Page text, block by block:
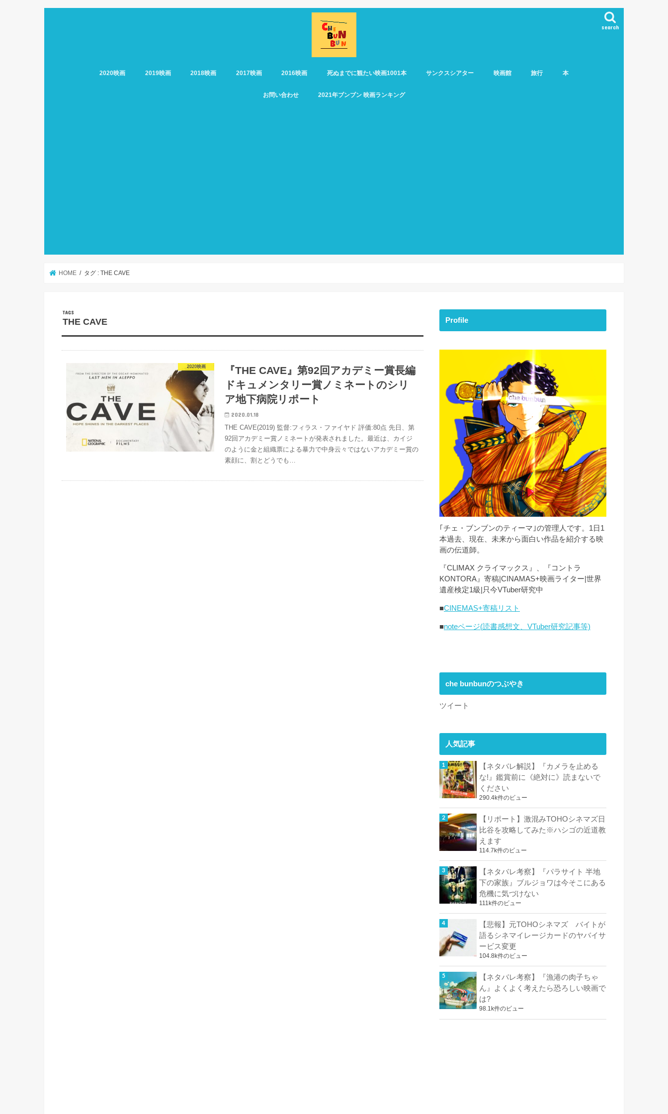
search
2020映画 2019映画 2018映画 2017映画 2016映画 死ぬまでに観たい映画1001本 サンクスシアター 映画館 旅行 本
お問い合わせ 2021年ブンブン 映画ランキング
HOME タグ : THE CAVE
THE CAVE
2020映画
『THE CAVE』第92回アカデミー賞長編
ドキュメンタリー賞ノミネートのシリ
ア地下病院リポート
2020.01.18
THE CAVE(2019) 監督:フィラス・ファイヤド 評価:80点 先日、第
92回アカデミー賞ノミネートが発表されました。最近は、カイジ
のように金と組織票による暴力で中身云々ではないアカデミー賞の
素顔に、割とどうでも…
Profile
｢チェ・ブンブンのティーマ｣の管理人です。1日1
本過去、現在、未来から面白い作品を紹介する映
画の伝道師。
『CLIMAX クライマックス』、『コントラ
KONTORA』寄稿|CINAMAS+映画ライター|世界
遺産検定1級|只今VTuber研究中
■CINEMAS+寄稿リスト
■noteページ(読書感想文、VTuber研究記事等)
che bunbunのつぶやき
ツイート
人気記事
【ネタバレ解説】『カメラを止める
な!』鑑賞前に《絶対に》読まないで
ください
290.4k件のビュー
【リポート】激混みTOHOシネマズ日
比谷を攻略してみた※ハシゴの近道教
えます
114.7k件のビュー
【ネタバレ考察】『パラサイト 半地
下の家族』ブルジョワは今そこにある
危機に気づけない
111k件のビュー
【悲報】元TOHOシネマズ バイトが
語るシネマイレージカードのヤバイサ
ービス変更
104.8k件のビュー
【ネタバレ考察】『漁港の肉子ちゃ
ん』よくよく考えたら恐ろしい映画で
は?
98.1k件のビュー